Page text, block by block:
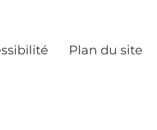
Plan du site